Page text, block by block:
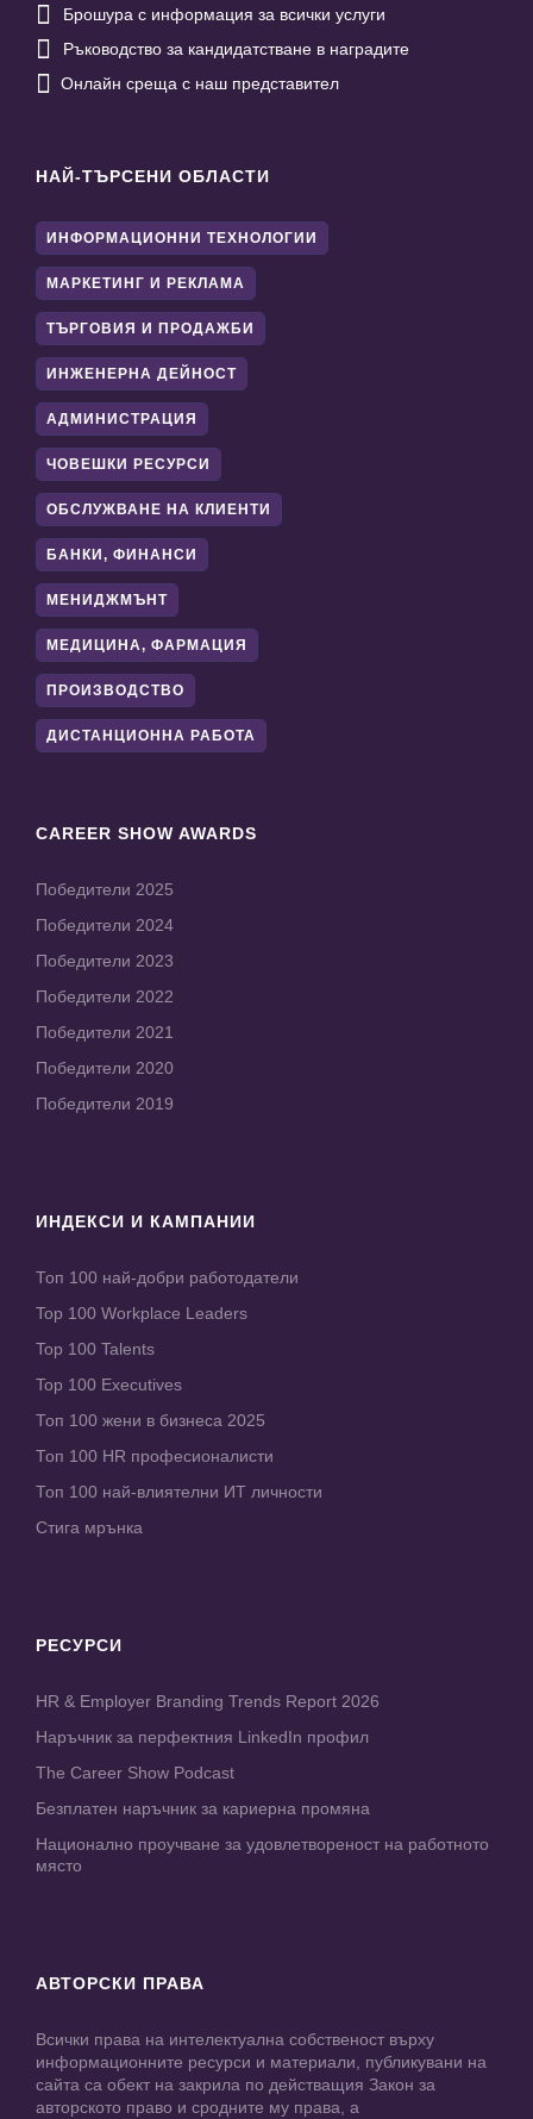
 Брошура с информация за всички услуги
 Ръководство за кандидатстване в наградите
 Онлайн среща с наш представител
НАЙ-ТЪРСЕНИ ОБЛАСТИ
ИНФОРМАЦИОННИ ТЕХНОЛОГИИ
МАРКЕТИНГ И РЕКЛАМА
ТЪРГОВИЯ И ПРОДАЖБИ
ИНЖЕНЕРНА ДЕЙНОСТ
АДМИНИСТРАЦИЯ
ЧОВЕШКИ РЕСУРСИ
ОБСЛУЖВАНЕ НА КЛИЕНТИ
БАНКИ, ФИНАНСИ
МЕНИДЖМЪНТ
МЕДИЦИНА, ФАРМАЦИЯ
ПРОИЗВОДСТВО
ДИСТАНЦИОННА РАБОТА
CAREER SHOW AWARDS
Победители 2025
Победители 2024
Победители 2023
Победители 2022
Победители 2021
Победители 2020
Победители 2019
ИНДЕКСИ И КАМПАНИИ
Топ 100 най-добри работодатели
Top 100 Workplace Leaders
Top 100 Talents
Top 100 Executives
Топ 100 жени в бизнеса 2025
Топ 100 HR професионалисти
Топ 100 най-влиятелни ИТ личности
Стига мрънка
РЕСУРСИ
HR & Employer Branding Trends Report 2026
Наръчник за перфектния LinkedIn профил
The Career Show Podcast
Безплатен наръчник за кариерна промяна
Национално проучване за удовлетвореност на работното
място
АВТОРСКИ ПРАВА
Всички права на интелектуална собственост върху
информационните ресурси и материали, публикувани на
сайта са обект на закрила по действащия Закон за
авторското право и сродните му права, а